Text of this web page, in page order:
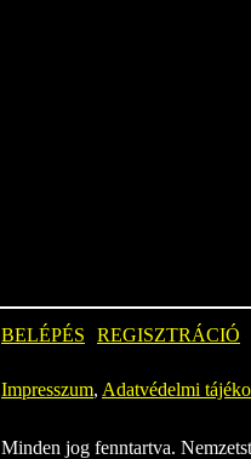
BELÉPÉS REGISZTRÁCIÓ
Impresszum, Adatvédelmi
Minden jog fenntartva.